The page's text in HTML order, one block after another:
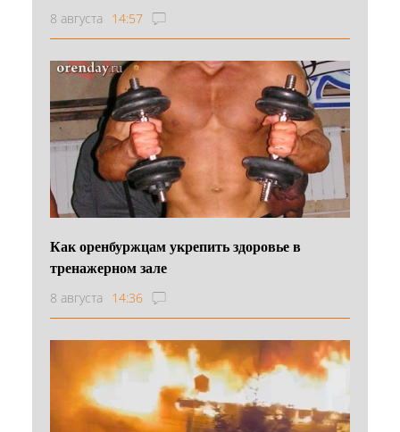
8 августа 14:57
Как оренбуржцам укрепить здоровье в
тренажерном зале
8 августа 14:36